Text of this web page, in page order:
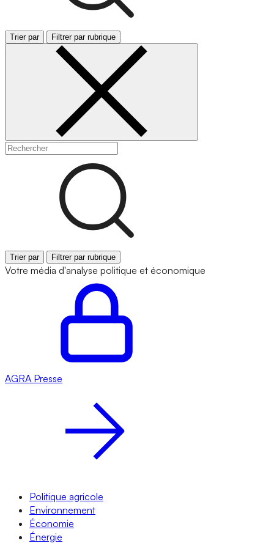
Trier par Filtrer par rubrique
Trier par Filtrer par rubrique
Votre média d'analyse politique et économique
AGRA Presse
Politique agricole
Environnement
Économie
Énergie